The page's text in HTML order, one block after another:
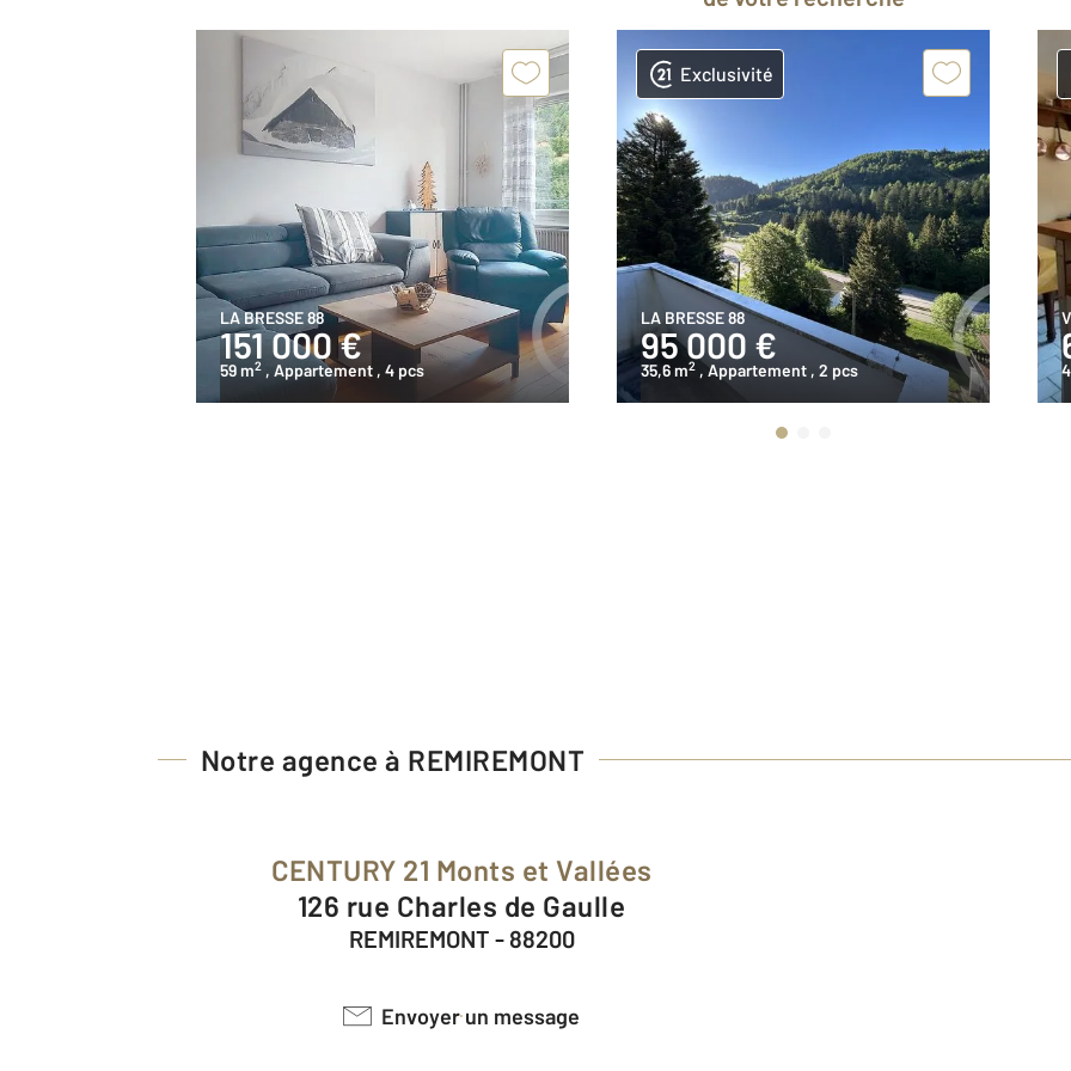
LA BRESSE 88
151 000 €
59 m2 , Appartement , 4 pcs
Exclusivité
LA BRESSE 88
95 000 €
35,6 m2 , Appartement , 2 pcs
Notre agence à REMIREMONT
CENTURY 21 Monts et Vallées
126 rue Charles de Gaulle
REMIREMONT - 88200
Envoyer un message